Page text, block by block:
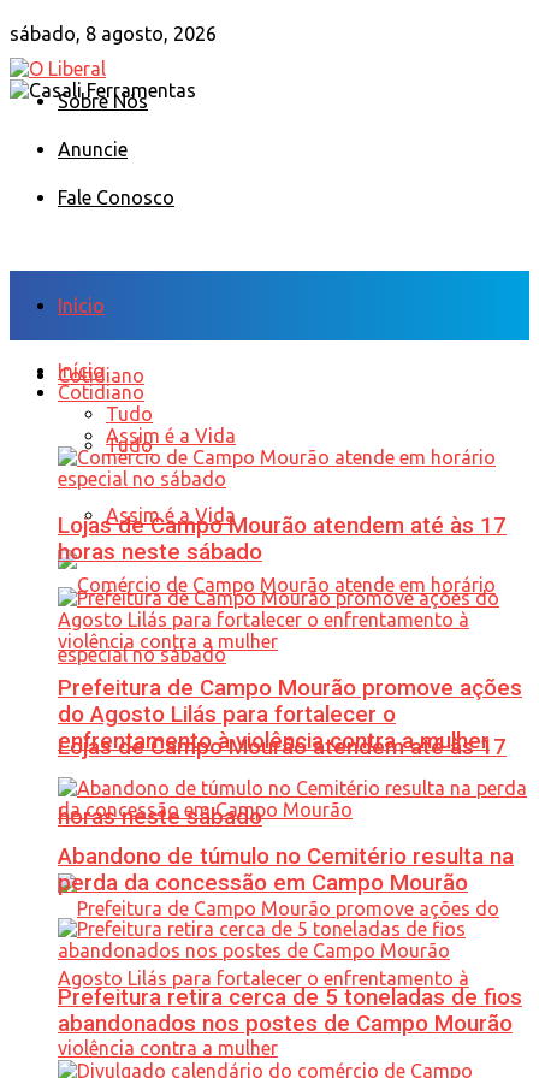
sábado, 8 agosto, 2026
Sobre Nós
Anuncie
Fale Conosco
Início
Cotidiano
Tudo
Assim é a Vida
Lojas de Campo Mourão atendem até às 17
horas neste sábado
Início
Cotidiano
Tudo
Assim é a Vida
Lojas de Campo Mourão atendem até às 17
horas neste sábado
Prefeitura de Campo Mourão promove ações
do Agosto Lilás para fortalecer o
enfrentamento à violência contra a mulher
Abandono de túmulo no Cemitério resulta na
perda da concessão em Campo Mourão
Prefeitura retira cerca de 5 toneladas de fios
abandonados nos postes de Campo Mourão